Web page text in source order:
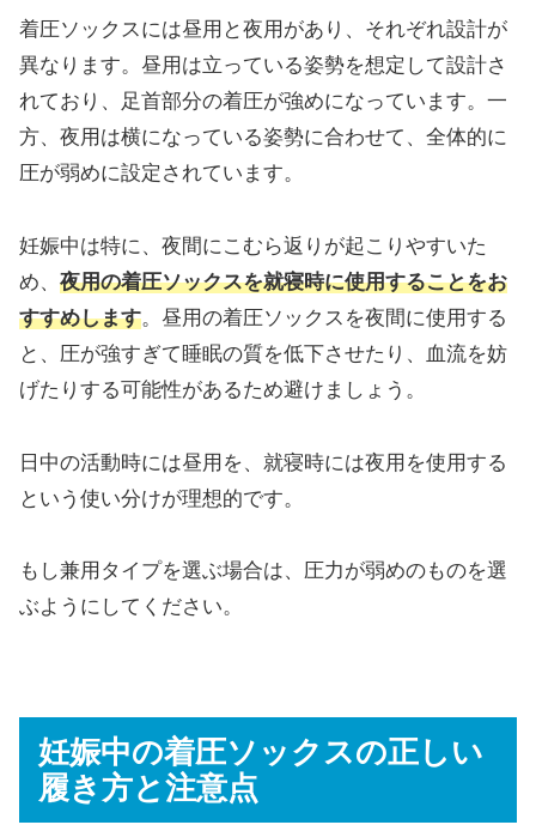
着圧ソックスには昼用と夜用があり、それぞれ設計が
異なります。昼用は立っている姿勢を想定して設計さ
れており、足首部分の着圧が強めになっています。一
方、夜用は横になっている姿勢に合わせて、全体的に
圧が弱めに設定されています。
妊娠中は特に、夜間にこむら返りが起こりやすいた
め、 夜用の着圧ソックスを就寝時に使用することをお
すすめします。昼用の着圧ソックスを夜間に使用する
と、圧が強すぎて睡眠の質を低下させたり、血流を妨
げたりする可能性があるため避けましょう。
日中の活動時には昼用を、就寝時には夜用を使用する
という使い分けが理想的です。
もし兼用タイプを選ぶ場合は、圧力が弱めのものを選
ぶようにしてください。
妊娠中の着圧ソックスの正しい
履き方と注意点